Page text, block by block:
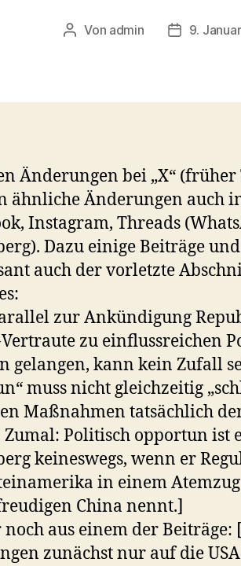
Beitragsautor
Von admin 9.
Änderungen bei „X“
ähnliche Änderungen auch
Instagram, Threads
Dazu einige Beiträge
auch der vorletzte
zur Ankündigung
zu einflussreichen
gelangen, kann kein Zufall
muss nicht gleichzeitig
Maßnahmen tatsächlich
Zumal: Politisch opportun ist
keineswegs, wenn er
in einem
China nennt.]
noch aus einem der
zunächst nur auf die